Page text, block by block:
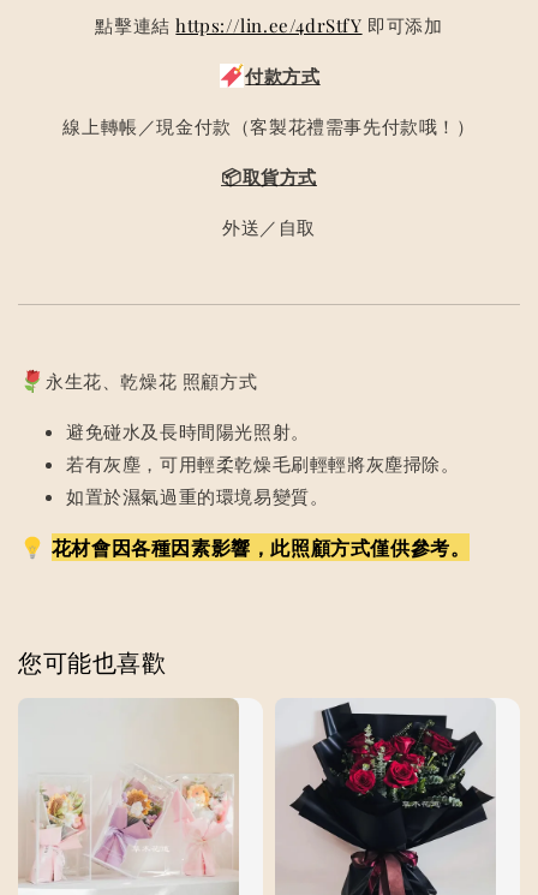
點擊連結https://lin.ee/4drStfY 即可添加
付款方式
線上轉帳／現金付款（客製花禮需事先付款哦！）
📦取貨方式
外送／自取
永生花、乾燥花 照顧方式
避免碰水及長時間陽光照射。
若有灰塵，可用輕柔乾燥毛刷輕輕將灰塵掃除。
如置於濕氣過重的環境易變質。
花材會因各種因素影響，此照顧方式僅供參考。
您可能也喜歡